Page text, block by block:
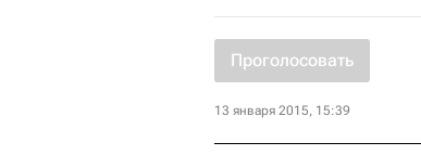
Проголосовать
13 января 2015, 15:39